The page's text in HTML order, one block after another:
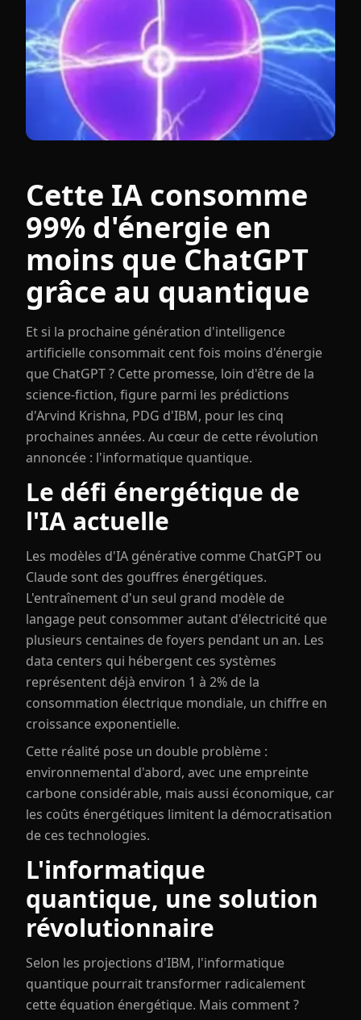
Cette IA consomme
99% d'énergie en
moins que ChatGPT
grâce au quantique
Et si la prochaine génération d'intelligence
artificielle consommait cent fois moins d'énergie
que ChatGPT ? Cette promesse, loin d'être de la
science-fiction, figure parmi les prédictions
d'Arvind Krishna, PDG d'IBM, pour les cinq
prochaines années. Au cœur de cette révolution
annoncée : l'informatique quantique.
Le défi énergétique de
l'IA actuelle
Les modèles d'IA générative comme ChatGPT ou
Claude sont des gouffres énergétiques.
L'entraînement d'un seul grand modèle de
langage peut consommer autant d'électricité que
plusieurs centaines de foyers pendant un an. Les
data centers qui hébergent ces systèmes
représentent déjà environ 1 à 2% de la
consommation électrique mondiale, un chiffre en
croissance exponentielle.
Cette réalité pose un double problème :
environnemental d'abord, avec une empreinte
carbone considérable, mais aussi économique, car
les coûts énergétiques limitent la démocratisation
de ces technologies.
L'informatique
quantique, une solution
révolutionnaire
Selon les projections d'IBM, l'informatique
quantique pourrait transformer radicalement
cette équation énergétique. Mais comment ?